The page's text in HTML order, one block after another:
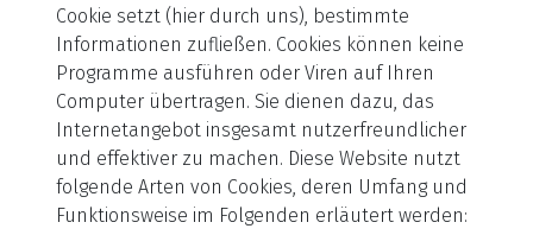
Cookie setzt (hier durch uns), bestimmte
Informationen zufließen. Cookies können keine
Programme ausführen oder Viren auf Ihren
Computer übertragen. Sie dienen dazu, das
Internetangebot insgesamt nutzerfreundlicher
und effektiver zu machen. Diese Website nutzt
folgende Arten von Cookies, deren Umfang und
Funktionsweise im Folgenden erläutert werden: